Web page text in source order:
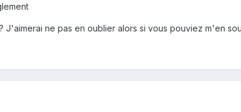
ne pas en oublier alors si vous pouviez m'en